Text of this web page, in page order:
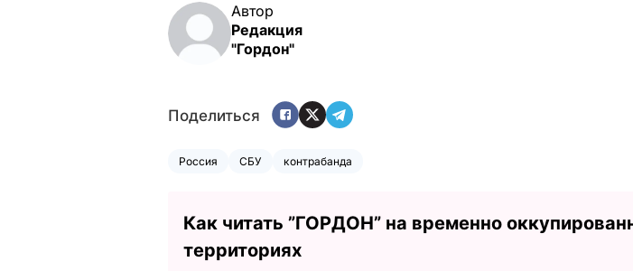
Автор
Редакция
"Гордон"
Поделиться
Россия СБУ контрабанда
Как читать ”ГОРДОН” на временно
территориях